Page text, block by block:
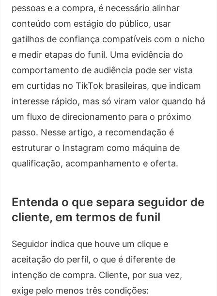
pessoas e a compra, é necessário alinhar
conteúdo com estágio do público, usar
gatilhos de confiança compatíveis com o nicho
e medir etapas do funil. Uma evidência do
comportamento de audiência pode ser vista
em curtidas no TikTok brasileiras, que indicam
interesse rápido, mas só viram valor quando há
um fluxo de direcionamento para o próximo
passo. Nesse artigo, a recomendação é
estruturar o Instagram como máquina de
qualificação, acompanhamento e oferta.
Entenda o que separa seguidor de
cliente, em termos de funil
Seguidor indica que houve um clique e
aceitação do perfil, o que é diferente de
intenção de compra. Cliente, por sua vez,
exige pelo menos três condições: